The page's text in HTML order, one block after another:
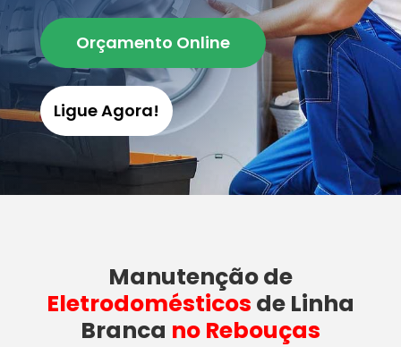
Orçamento Online
Ligue Agora!
Manutençãode
Eletrodomésticos de Linha
Branca no Rebouças